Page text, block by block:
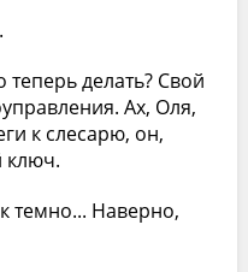
теперь делать? Свой
Ах, Оля,
к слесарю, он,
ключ.
темно... Наверно,